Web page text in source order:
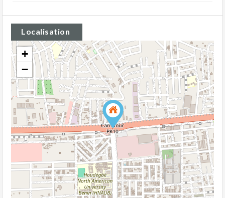
Localisation
+
−